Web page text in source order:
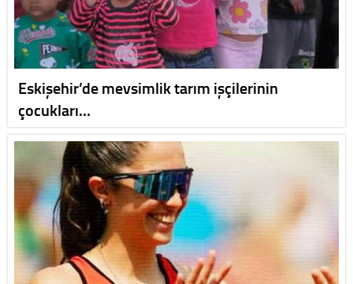
Eskişehir’de mevsimlik tarım işçilerinin
çocukları…